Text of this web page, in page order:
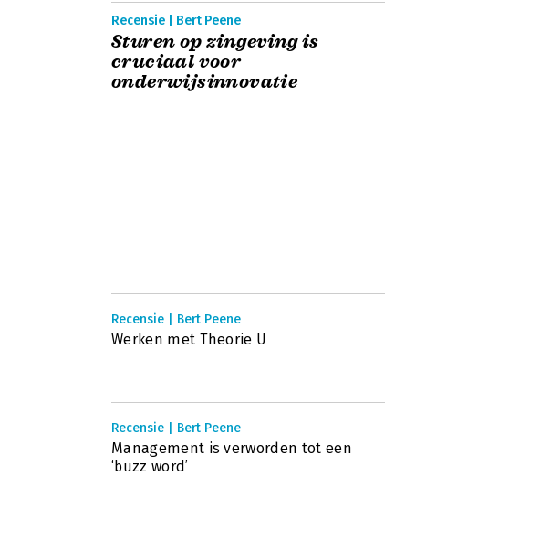
Recensie | Bert Peene
Sturen op zingeving is
cruciaal voor
onderwijsinnovatie
Recensie | Bert Peene
Werken met Theorie U
Recensie | Bert Peene
Management is verworden tot een
‘buzz word’